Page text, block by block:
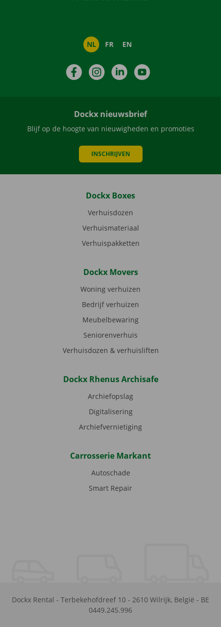
NL FR EN
FacebookInstagramLinkedIn
Dockx nieuwsbrief
Blijf op de hoogte van nieuwigheden en promoties
INSCHRIJVEN
Dockx Boxes
Verhuisdozen
Verhuismateriaal
Verhuispakketten
Dockx Movers
Woning verhuizen
Bedrijf verhuizen
Meubelbewaring
Seniorenverhuis
Verhuisdozen & verhuisliften
Dockx Rhenus Archisafe
Archiefopslag
Digitalisering
Archiefvernietiging
Carrosserie Markant
Autoschade
Smart Repair
Dockx Rental - Terbekehofdreef 10 - 2610 Wilrijk, België - BE
0449.245.996